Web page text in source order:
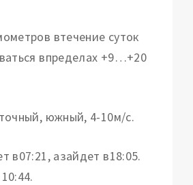
втечение суток
впределах +9…+20
южный, 4-10м/с.
в07:21, азайдет в18:05.